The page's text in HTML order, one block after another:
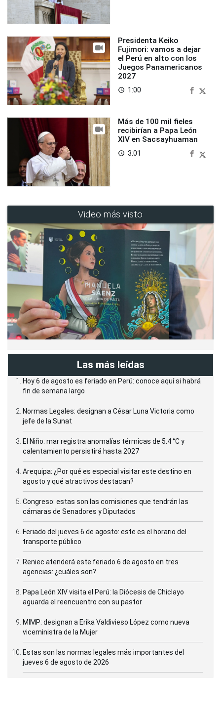
Presidenta Keiko
Fujimori: vamos a dejar
el Perú en alto con los
Juegos Panamericanos
2027
access_time 1:00
Más de 100 mil fieles
recibirían a Papa León
XIV en Sacsayhuaman
access_time 3:01
Video más visto
Las más leídas
Hoy 6 de agosto es feriado en Perú: conoce aquí si habrá
fin de semana largo
Normas Legales: designan a César Luna Victoria como
jefe de la Sunat
El Niño: mar registra anomalías térmicas de 5.4 °C y
calentamiento persistirá hasta 2027
Arequipa: ¿Por qué es especial visitar este destino en
agosto y qué atractivos destacan?
Congreso: estas son las comisiones que tendrán las
cámaras de Senadores y Diputados
Feriado del jueves 6 de agosto: este es el horario del
transporte público
Reniec atenderá este feriado 6 de agosto en tres
agencias: ¿cuáles son?
Papa León XIV visita el Perú: la Diócesis de Chiclayo
aguarda el reencuentro con su pastor
MIMP: designan a Erika Valdivieso López como nueva
viceministra de la Mujer
Estas son las normas legales más importantes del
jueves 6 de agosto de 2026